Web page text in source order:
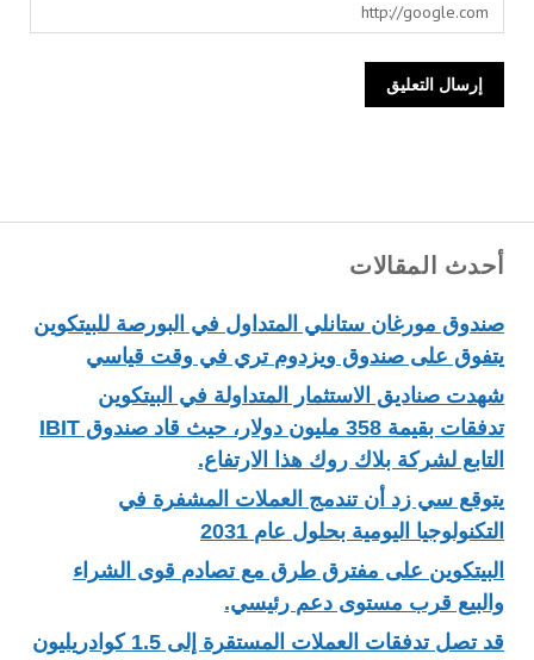
أحدث المقالات
صندوق مورغان ستانلي المتداول في البورصة للبيتكوين
يتفوق على صندوق ويزدوم تري في وقت قياسي
شهدت صناديق الاستثمار المتداولة في البيتكوين
تدفقات بقيمة 358 مليون دولار، حيث قاد صندوق IBIT
التابع لشركة بلاك روك هذا الارتفاع.
يتوقع سي زد أن تندمج العملات المشفرة في
التكنولوجيا اليومية بحلول عام 2031
البيتكوين على مفترق طرق مع تصادم قوى الشراء
والبيع قرب مستوى دعم رئيسي.
قد تصل تدفقات العملات المستقرة إلى 1.5 كوادريليون